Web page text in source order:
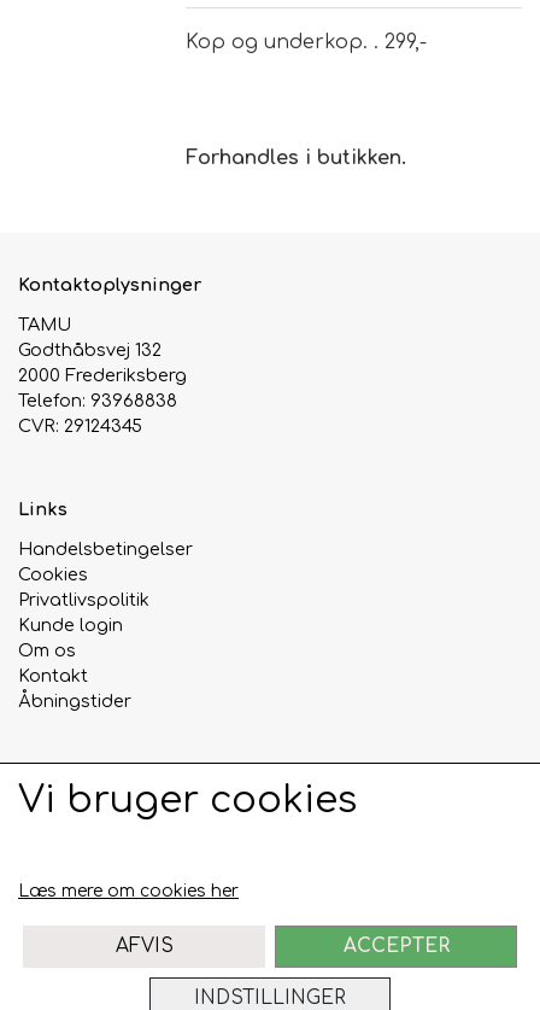
Te
Kop og underkop. . 299,-
Forhandles i butikken.
Kontaktoplysninger
TAMU
Godthåbsvej 132
2000 Frederiksberg
Telefon: 93968838
CVR: 29124345
Links
Handelsbetingelser
Cookies
Privatlivspolitik
Kunde login
Om os
Kontakt
Åbningstider
Sociale medier
Vi bruger cookies
Læs mere om cookies her
INDSTILLINGER
AFVIS ACCEPTER